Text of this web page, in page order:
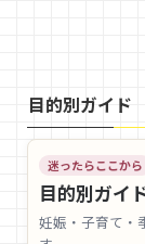
目的別ガイド
迷ったらここから
目的別ガイ
妊娠・子育て・